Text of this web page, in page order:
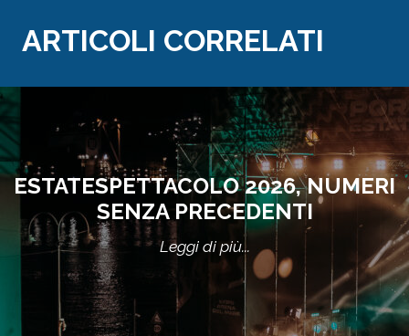
ARTICOLI CORRELATI
ESTATESPETTACOLO 2026, NUMERI
SENZA PRECEDENTI
Leggi di più...